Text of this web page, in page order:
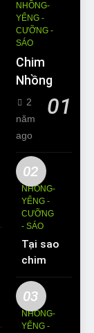
NHỒNG-
YỂNG -
CƯỠNG -
SÁO
Chim
Nhồng
01
2
năm
ago
02
NHỒNG-
YỂNG -
CƯỠNG
- SÁO
Tại sao
chim
Sáo lại
được
yêu
thích
03
NHỒNG-
YỂNG -